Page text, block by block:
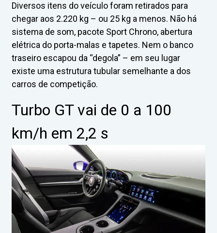
Diversos itens do veículo foram retirados para
chegar aos 2.220 kg – ou 25 kg a menos. Não há
sistema de som, pacote Sport Chrono, abertura
elétrica do porta-malas e tapetes. Nem o banco
traseiro escapou da “degola” – em seu lugar
existe uma estrutura tubular semelhante a dos
carros de competição.
Turbo GT vai de 0 a 100
km/h em 2,2 s